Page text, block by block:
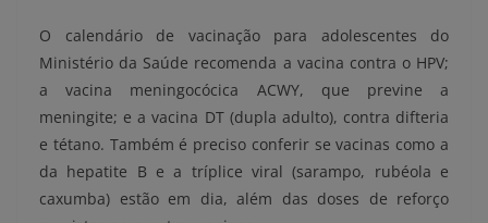
O calendário de vacinação para adolescentes do
Ministério da Saúde recomenda a vacina contra o HPV;
a vacina meningocócica ACWY, que previne a
meningite; e a vacina DT (dupla adulto), contra difteria
e tétano. Também é preciso conferir se vacinas como a
da hepatite B e a tríplice viral (sarampo, rubéola e
caxumba) estão em dia, além das doses de reforço